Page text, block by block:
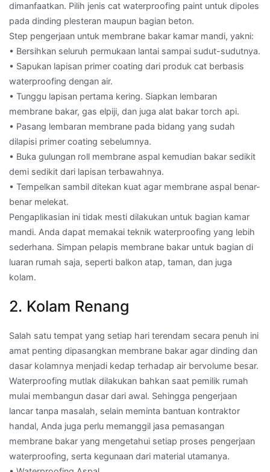
dimanfaatkan. Pilih jenis cat waterproofing paint untuk dipoles
pada dinding plesteran maupun bagian beton.
Step pengerjaan untuk membrane bakar kamar mandi, yakni:
• Bersihkan seluruh permukaan lantai sampai sudut-sudutnya.
• Sapukan lapisan primer coating dari produk cat berbasis
waterproofing dengan air.
• Tunggu lapisan pertama kering. Siapkan lembaran
membrane bakar, gas elpiji, dan juga alat bakar torch api.
• Pasang lembaran membrane pada bidang yang sudah
dilapisi primer coating sebelumnya.
• Buka gulungan roll membrane aspal kemudian bakar sedikit
demi sedikit dari lapisan terbawahnya.
• Tempelkan sambil ditekan kuat agar membrane aspal benar-
benar melekat.
Pengaplikasian ini tidak mesti dilakukan untuk bagian kamar
mandi. Anda dapat memakai teknik waterproofing yang lebih
sederhana. Simpan pelapis membrane bakar untuk bagian di
luaran rumah saja, seperti balkon atap, taman, dan juga
kolam.
2. Kolam Renang
Salah satu tempat yang setiap hari terendam secara penuh ini
amat penting dipasangkan membrane bakar agar dinding dan
dasar kolamnya menjadi kedap terhadap air bervolume besar.
Waterproofing mutlak dilakukan bahkan saat pemilik rumah
mulai membangun dasar dari awal. Sehingga pengerjaan
lancar tanpa masalah, selain meminta bantuan kontraktor
handal, Anda juga perlu memanggil jasa pemasangan
membrane bakar yang mengetahui setiap proses pengerjaan
waterproofing, serta kegunaan dari material utamanya.